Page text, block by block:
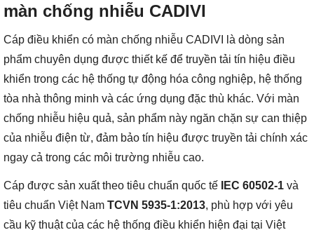
màn chống nhiễu CADIVI
Cáp điều khiển có màn chống nhiễu CADIVI là dòng sản
phẩm chuyên dụng được thiết kế để truyền tải tín hiệu điều
khiển trong các hệ thống tự động hóa công nghiệp, hệ thống
tòa nhà thông minh và các ứng dụng đặc thù khác. Với màn
chống nhiễu hiệu quả, sản phẩm này ngăn chặn sự can thiệp
của nhiễu điện từ, đảm bảo tín hiệu được truyền tải chính xác
ngay cả trong các môi trường nhiễu cao.
Cáp được sản xuất theo tiêu chuẩn quốc tế IEC 60502-1 và
tiêu chuẩn Việt Nam TCVN 5935-1:2013, phù hợp với yêu
cầu kỹ thuật của các hệ thống điều khiển hiện đại tại Việt